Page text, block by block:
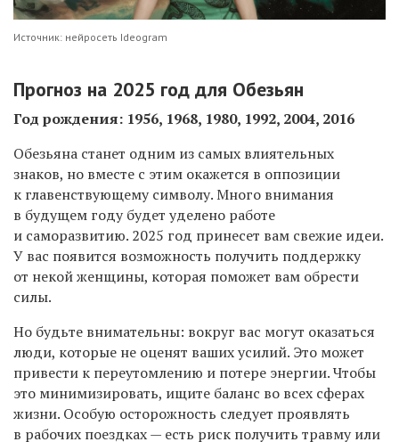
Источник: нейросеть Ideogram
Прогноз на 2025 год для Обезьян
Год рождения: 1956, 1968, 1980, 1992, 2004, 2016
Обезьяна станет одним из самых влиятельных
знаков, но вместе с этим окажется в оппозиции
к главенствующему символу. Много внимания
в будущем году будет уделено работе
и саморазвитию. 2025 год принесет вам свежие идеи.
У вас появится возможность получить поддержку
от некой женщины, которая поможет вам обрести
силы.
Но будьте внимательны: вокруг вас могут оказаться
люди, которые не оценят ваших усилий. Это может
привести к переутомлению и потере энергии. Чтобы
это минимизировать, ищите баланс во всех сферах
жизни. Особую осторожность следует проявлять
в рабочих поездках — есть риск получить травму или